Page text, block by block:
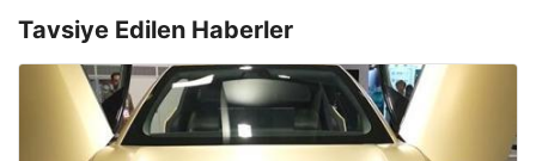
Tavsiye Edilen Haberler